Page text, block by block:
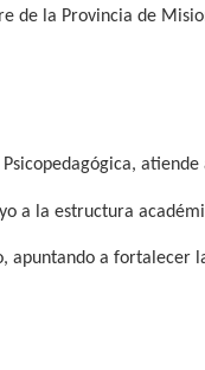
de la Provincia de
atiende
a la estructura
apuntando a fortalecer